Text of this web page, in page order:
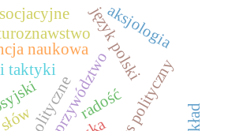
taktykiprzywództwo
język polski
naukowa aksjologia
radość